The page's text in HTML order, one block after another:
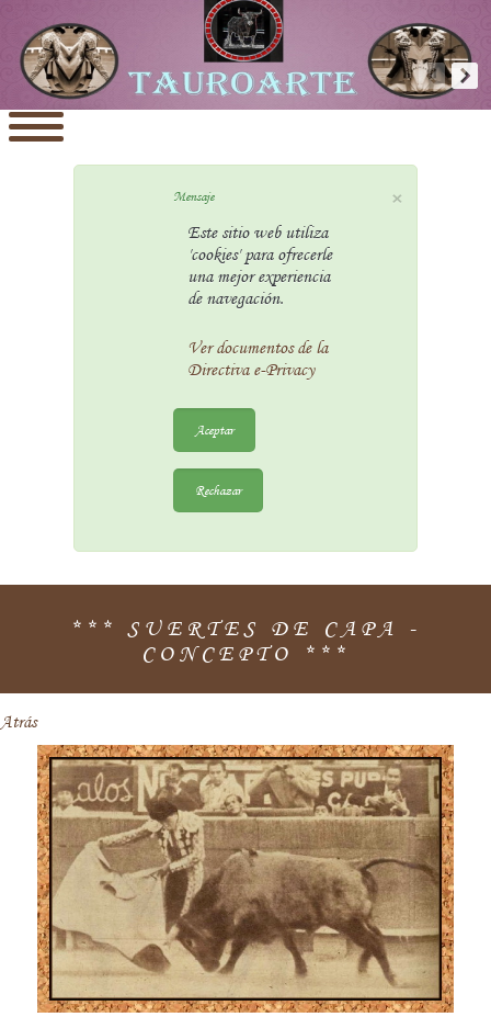
×
Mensaje
Este sitio web utiliza
'cookies' para ofrecerle
una mejor experiencia
de navegación.
Ver documentos de la
Directiva e-Privacy
Aceptar
Rechazar
*** SUERTES DE CAPA -
CONCEPTO ***
Atrás